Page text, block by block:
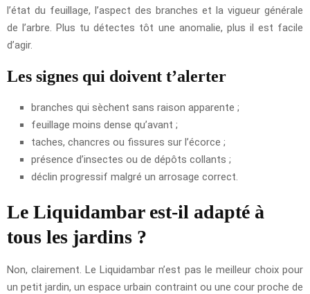
l’état du feuillage, l’aspect des branches et la vigueur générale
de l’arbre. Plus tu détectes tôt une anomalie, plus il est facile
d’agir.
Les signes qui doivent t’alerter
branches qui sèchent sans raison apparente ;
feuillage moins dense qu’avant ;
taches, chancres ou fissures sur l’écorce ;
présence d’insectes ou de dépôts collants ;
déclin progressif malgré un arrosage correct.
Le Liquidambar est-il adapté à
tous les jardins ?
Non, clairement. Le Liquidambar n’est pas le meilleur choix pour
un petit jardin, un espace urbain contraint ou une cour proche de